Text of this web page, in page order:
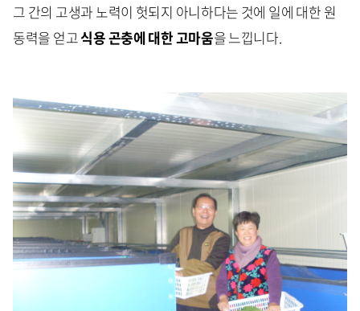
그 간의 고생과 노력이 헛되지 아니하다는 것에 일에 대한 원
동력을 얻고식용 곤충에 대한 고마움을 느낍니다.